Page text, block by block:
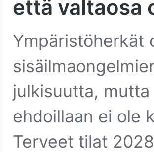
että valtaosa
Ympäristöherkät
julkisuutta,
ehdoillaan ei ole
Terveet tilat